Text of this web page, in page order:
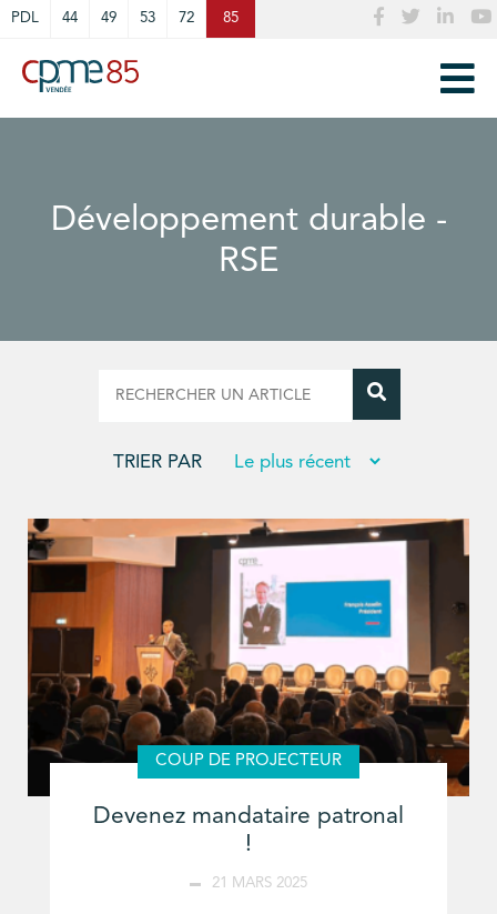
PDL 44 49 53 72 85
Développement durable -
RSE
TRIER PAR
COUP DE PROJECTEUR
Devenez mandataire patronal
!
21 MARS 2025
Cookies management panel